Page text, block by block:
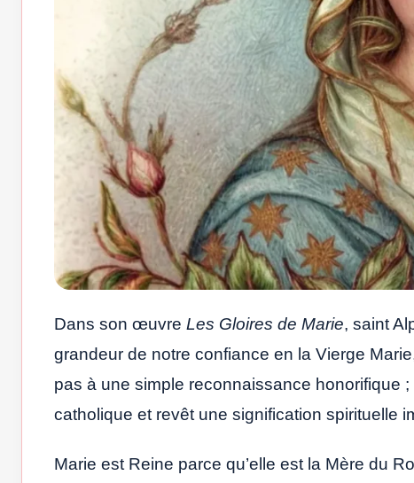
Dans son œuvre Les Gloires de Marie, saint
grandeur de notre confiance en la Vierge
pas à une simple reconnaissance honorifique
catholique et revêt une signification spirituelle
Marie est Reine parce qu’elle est la Mère du